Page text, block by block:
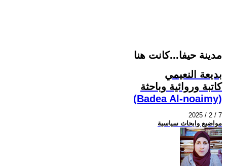
مدينة حيفا...كانت هنا
بديعة النعيمي
كاتبة وروائية وباحثة
(Badea Al-noaimy)
2025 / 2 / 7
مواضيع وابحاث سياسية